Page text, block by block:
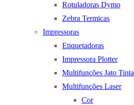
Rotuladoras Dymo
Zebra Termicas
Impressoras
Etiquetadoras
Impressora Plotter
Multifunções Jato Tinta
Multifunções Laser
Cor